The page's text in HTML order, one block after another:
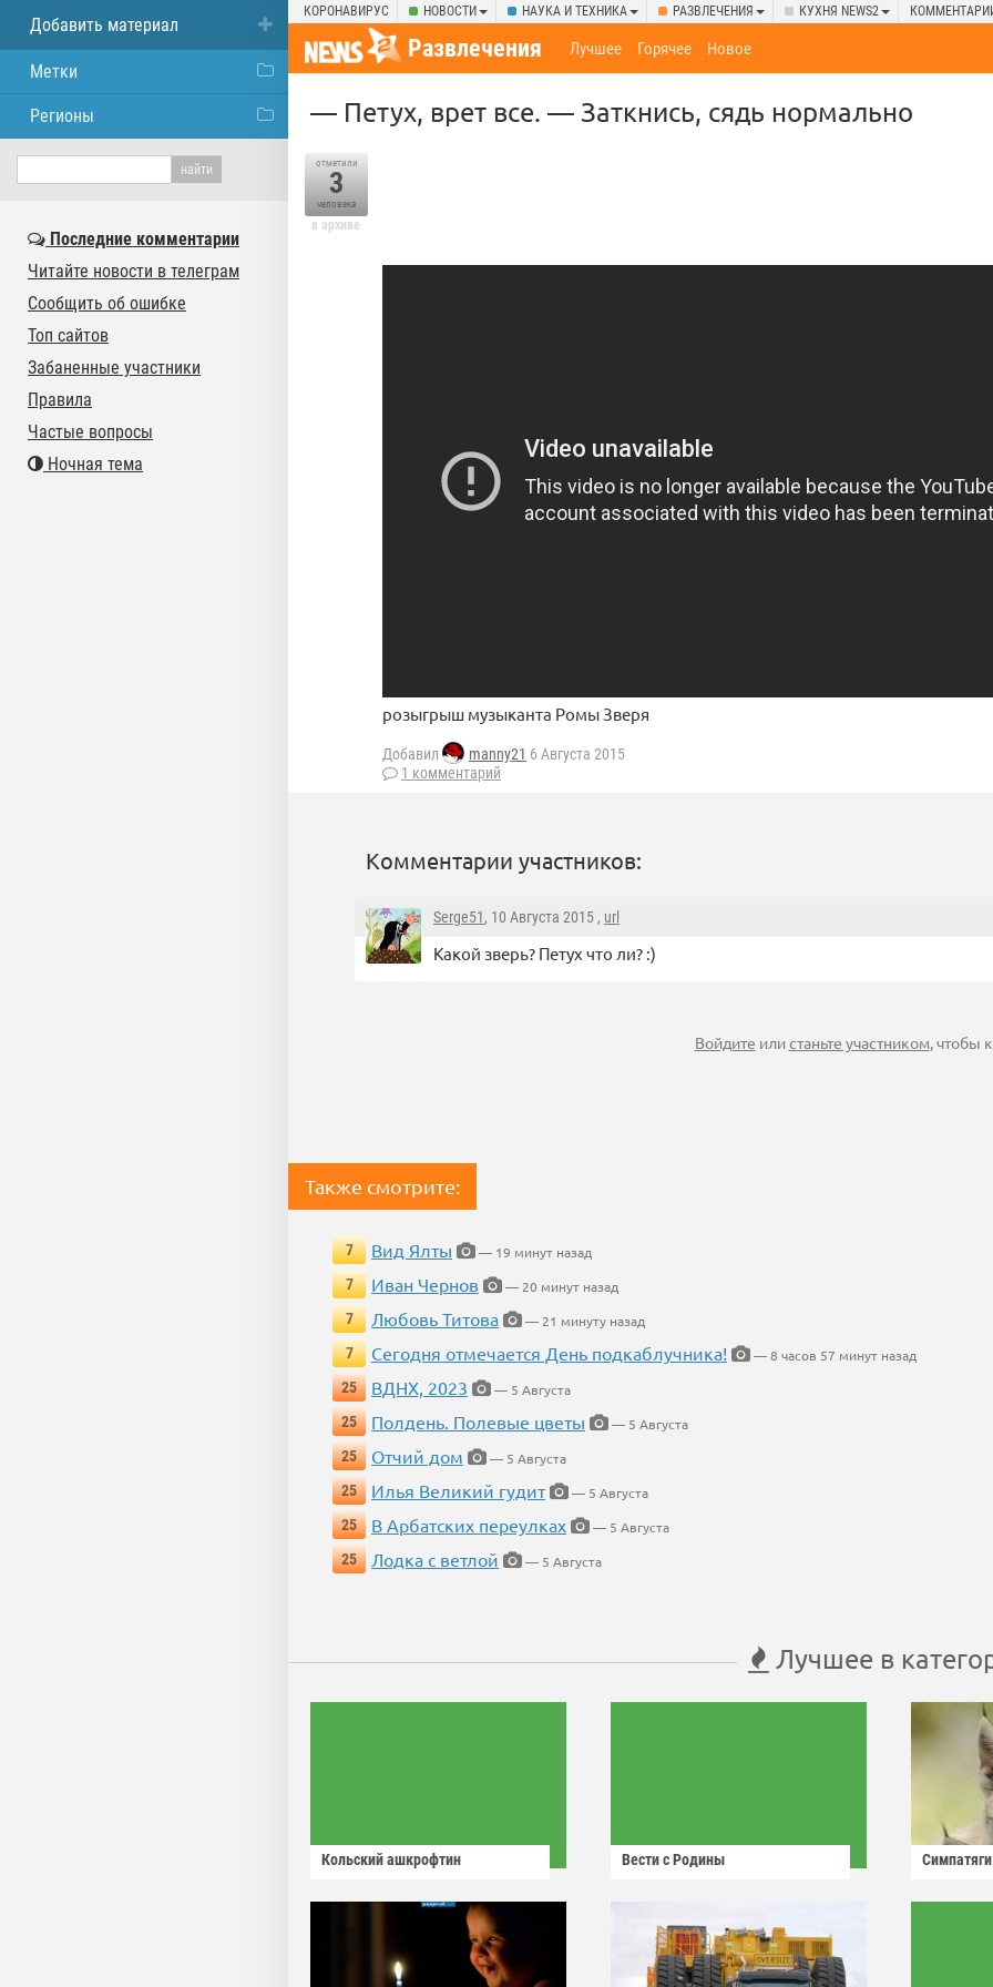
КОРОНАВИРУС НОВОСТИ НАУКА И ТЕХНИКА РАЗВЛЕЧЕНИЯ КУХНЯ NEWS2
Развлечения Лучшее Горячее Новое
— Петух, врет все. — Заткнись, сядь нормально
отметили
3
человека
в архиве
розыгрыш музыканта Ромы Зверя
Добавил manny21 6 Августа 2015
1 комментарий
Комментарии участников:
Serge51, 10 Августа 2015 , url
Какой зверь? Петух что ли? :)
Войдите илистаньте участником, чтобы
Также смотрите:
7 Вид Ялты
— 19 минут назад
7
Иван Чернов
— 20 минут назад
7
Любовь Титова
— 21 минуту назад
7
Сегодня отмечается День подкаблучника!
— 8 часов 57 минут назад
25
ВДНХ, 2023
— 5 Августа
25
Полдень. Полевые цветы
— 5 Августа
25
Отчий дом
— 5 Августа
25
Илья Великий гудит
— 5 Августа
25
В Арбатских переулках
— 5 Августа
25
Лодка с ветлой — 5 Августа
Лучшее в
Кольский ашкрофтин Вести с Родины Симпатяги
Добавить материал
Метки
Регионы
Последние комментарии
Читайте новости в телеграм
Сообщить об ошибке
Топ сайтов
Забаненные участники
Правила
Частые вопросы
Ночная тема